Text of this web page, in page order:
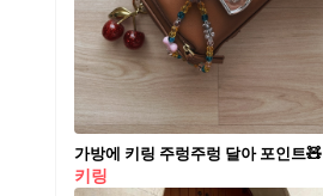
가방에 키링 주렁주렁 달아 포인트🧸
키링